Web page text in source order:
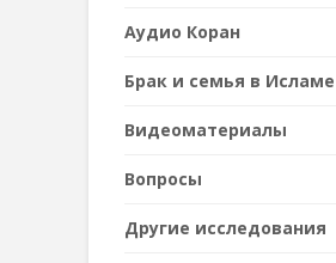
Аудио Коран
Брак и семья в Исламе
Видеоматериалы
Вопросы
Другие исследования